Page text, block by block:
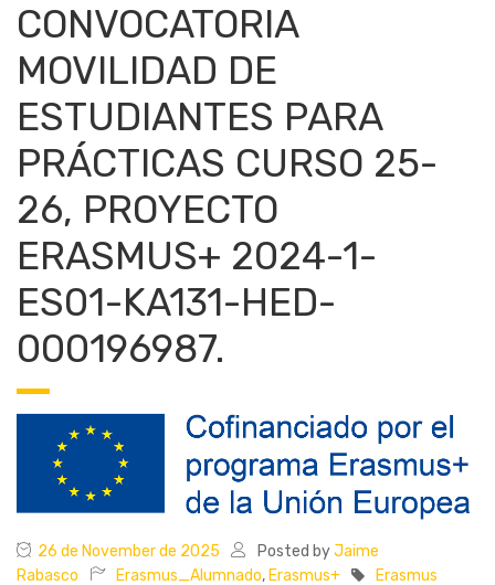
CONVOCATORIA
MOVILIDAD DE
ESTUDIANTES PARA
PRÁCTICAS CURSO 25-
26, PROYECTO
ERASMUS+ 2024-1-
ES01-KA131-HED-
000196987.
26 de November de 2025 Posted byJaime
Rabasco
Erasmus_Alumnado, Erasmus+ Erasmus